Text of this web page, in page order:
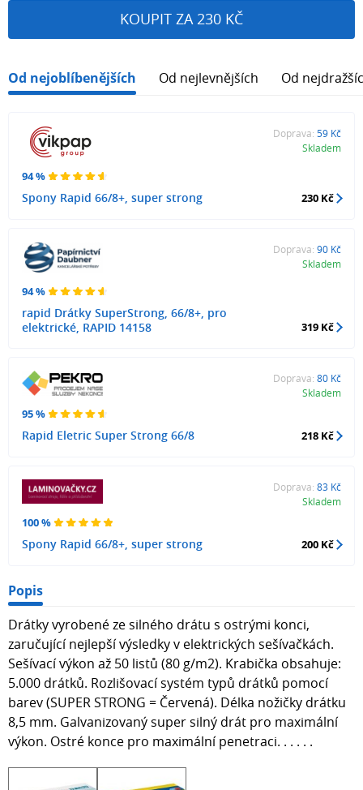
KOUPIT ZA 230 KČ
Od nejoblíbenějších Od nejlevnějších Od
94 %
Spony Rapid 66/8+, super strong
Doprava: 59 Kč
Skladem
230 Kč
94 %
rapid Drátky SuperStrong, 66/8+, pro
elektrické, RAPID 14158
Doprava: 90 Kč
Skladem
319 Kč
95 %
Rapid Eletric Super Strong 66/8
Doprava: 80 Kč
Skladem
218 Kč
100 %
Spony Rapid 66/8+, super strong
Doprava: 83 Kč
Skladem
200 Kč
Popis
Drátky vyrobené ze silného drátu s ostrými konci,
zaručující nejlepší výsledky v elektrických sešívačkách.
Sešívací výkon až 50 listů (80 g/m2). Krabička obsahuje:
5.000 drátků. Rozlišovací systém typů drátků pomocí
barev (SUPER STRONG = Červená). Délka nožičky drátku
8,5 mm. Galvanizovaný super silný drát pro maximální
výkon. Ostré konce pro maximální penetraci. . . . . .